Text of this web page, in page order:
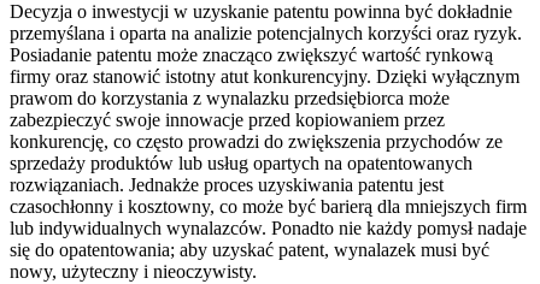
Decyzja o inwestycji w uzyskanie patentu powinna być dokładnie
przemyślana i oparta na analizie potencjalnych korzyści oraz ryzyk.
Posiadanie patentu może znacząco zwiększyć wartość rynkową
firmy oraz stanowić istotny atut konkurencyjny. Dzięki wyłącznym
prawom do korzystania z wynalazku przedsiębiorca może
zabezpieczyć swoje innowacje przed kopiowaniem przez
konkurencję, co często prowadzi do zwiększenia przychodów ze
sprzedaży produktów lub usług opartych na opatentowanych
rozwiązaniach. Jednakże proces uzyskiwania patentu jest
czasochłonny i kosztowny, co może być barierą dla mniejszych firm
lub indywidualnych wynalazców. Ponadto nie każdy pomysł nadaje
się do opatentowania; aby uzyskać patent, wynalazek musi być
nowy, użyteczny i nieoczywisty.